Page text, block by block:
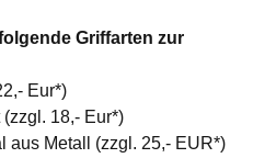
Griffarten zur
Eur*)
18,- Eur*)
aus Metall (zzgl. 25,- EUR*)